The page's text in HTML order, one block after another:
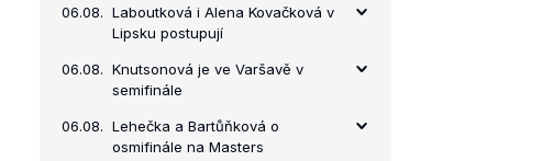
06.08. Laboutková i Alena Kovačková v
Lipsku postupují
06.08. Knutsonová je ve Varšavě v
semifinále
06.08. Lehečka a Bartůňková o
osmifinále na Masters